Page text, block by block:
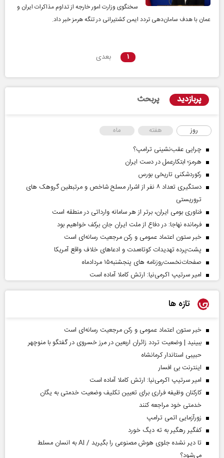
سخنگوی وزارت امور خارجه از تداوم مذاکرات ایران و
عمان با هدف سامان‌دهی تردد ایمن کشتیرانی در تنگه هرمز خبر داد.
۱ بعدی
پربازدید پربحث
روز هفته
ماه
چرایی عقب‌نشینی ترامپ؟
هرمز؛ ابتکارعمل در دست ایران
رکوردشکنی تاریخی بورس
دستگیری تعداد ۸ نفر از اشرار مسلح شاخص و مرتبطین گروهک های
تروریستی
فناوری بومی ایران، برتر از هر سامانه وارداتی در منطقه است
فرمانده نهاجا: در دفاع از ملت ایران جان برکف خواهیم بود
خبر ستون اعتماد عمومی و رکن مرجعیت رسانه‌ای است
پشت‌پرده تهدیدات کوتاه‏‌مدت و ادعا‌های خلاف واقع آمریکا
صفحات‌نخست‌روزنامه ها‌ی پنجشنبه‌۱۵ مردادماه
امیر سرتیپ اکرمی‌نیا: ارتش کاملا آماده است
عملیات گسترده ارتش یمن علیه نیروهای سعودی
حکایت یک تاریخ و دو زندگی
بازداشت ۲۱ مزدور موساد و ۴ شرور مسلح در استان کرمان
کالابرگ سه گروه مشمول شارژ شد
چوبه دار، فرجام قاتلان دختربچه و مرد صاحبخانه
اسرائیل به دنبال تخریب روند صلح و بی‌ثبات کردن سوریه و غزه است
پیام تسلیت رسانه ملی در پی درگذشت استاد ابوالقاسم قاسم‌زاده
ببینید | وضعیت تردد زائران اربعین در مرز خسروی در گفتگو با منوچهر
حبیبی استاندار کرمانشاه
بازداشت قاتل کارگر باربری در باغ‌ویلا
زورآزمایی اتمی ترامپ
اینترنت بی افسار
ببینید | فرمانده کل انتظامی جمهوری اسلامی ایران­: مأموریت پلیس تا
تازه ها
خبر ستون اعتماد عمومی و رکن مرجعیت رسانه‌ای است
ببینید | وضعیت تردد زائران اربعین در مرز خسروی در گفتگو با منوچهر
حبیبی استاندار کرمانشاه
اینترنت بی افسار
امیر سرتیپ اکرمی‌نیا: ارتش کاملا آماده است
کارکنان وظیفه فراری برای تعیین تکلیف وضعیت خدمتی به یگان
خدمتی خود مراجعه کنند
زورآزمایی اتمی ترامپ
کفگیر رهگیر به ته دیگ خورد
تا دیر نشده جلوی هوش مصنوعی را بگیرید / AI به انسان مسلط
می‌شود؟